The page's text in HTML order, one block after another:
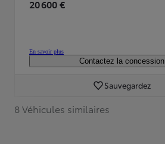
20 600 €
En savoir plus
Contactez la concession
Sauvegardez
8 Véhicules similaires